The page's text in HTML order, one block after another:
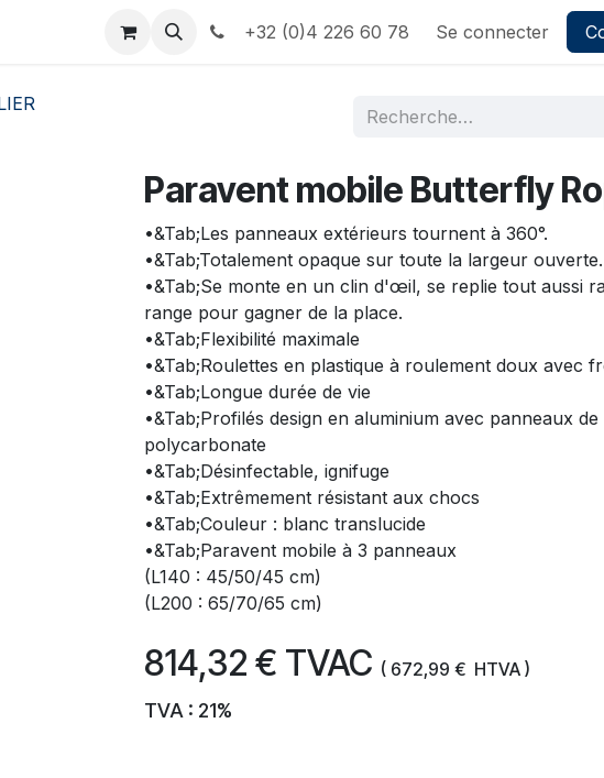
Informations +32 (0)4 226 60 78 Se connecter
Paravent mobile Butterfly
•&Tab;Les panneaux extérieurs tournent à 360°.
•&Tab;Totalement opaque sur toute la largeur ouverte.
•&Tab;Se monte en un clin d'œil, se replie tout aussi
range pour gagner de la place.
•&Tab;Flexibilité maximale
•&Tab;Roulettes en plastique à roulement doux avec
•&Tab;Longue durée de vie
•&Tab;Profilés design en aluminium avec panneaux
polycarbonate
•&Tab;Désinfectable, ignifuge
•&Tab;Extrêmement résistant aux chocs
•&Tab;Couleur : blanc translucide
•&Tab;Paravent mobile à 3 panneaux
(L140 : 45/50/45 cm)
(L200 : 65/70/65 cm)
814,32 € TVAC ( 672,99 € HTVA )
TVA : 21%